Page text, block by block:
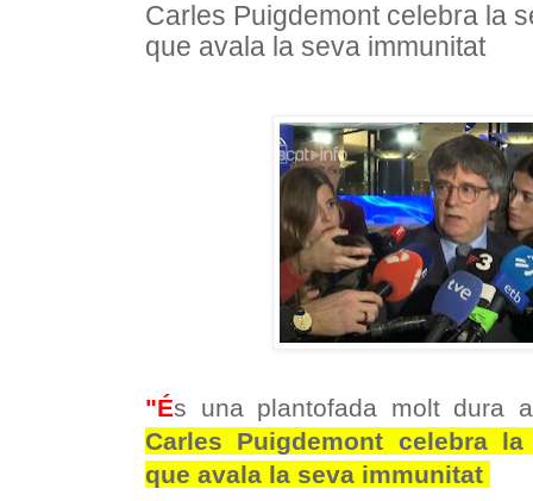
Carles Puigdemont celebra la
que avala la seva immunitat
"És una plantofada molt dura
Carles Puigdemont celebra
que avala la seva immunitat